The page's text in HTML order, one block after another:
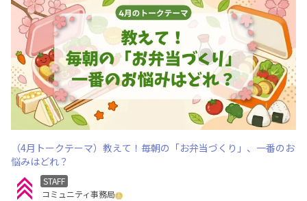
（4月トークテーマ）教えて！毎朝の「お弁当づくり」、一番のお
悩みはどれ？
STAFF
コミュニティ事務局